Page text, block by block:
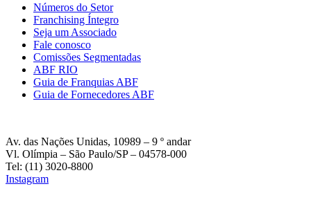
Números do Setor
Franchising Íntegro
Seja um Associado
Fale conosco
Comissões Segmentadas
ABF RIO
Guia de Franquias ABF
Guia de Fornecedores ABF
Av. das Nações Unidas, 10989 – 9 º andar
Vl. Olímpia – São Paulo/SP – 04578-000
Tel: (11) 3020-8800
Instagram